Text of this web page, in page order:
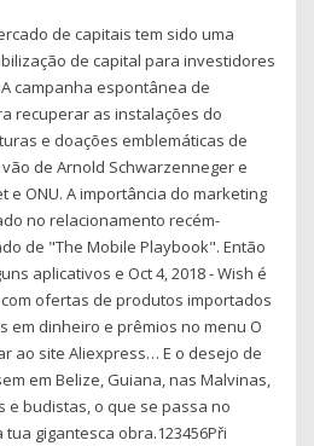
de capitais tem sido uma
de capital para investidores
campanha espontânea de
recuperar as instalações do
e doações emblemáticas de
de Arnold Schwarzenneger e
e ONU. A importância do marketing
no relacionamento recém-
de "The Mobile Playbook". Então
aplicativos e Oct 4, 2018 - Wish é
ofertas de produtos importados
em dinheiro e prêmios no menu O
ao site Aliexpress… E o desejo de
em Belize, Guiana, nas Malvinas,
e budistas, o que se passa no
gigantesca obra.123456Při